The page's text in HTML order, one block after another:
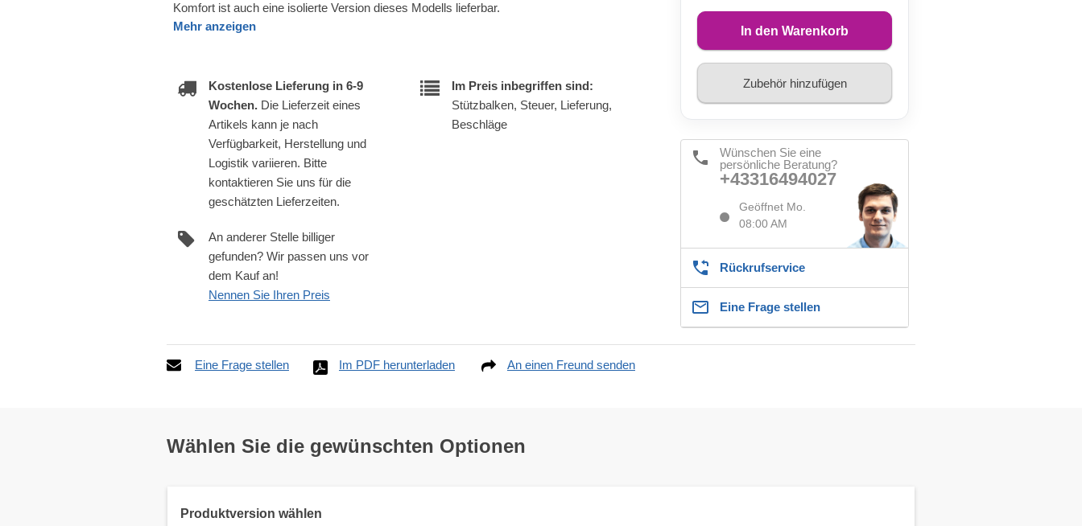
Komfort ist auch eine isolierte Version dieses Modells lieferbar.
Mehr anzeigen
Kostenlose Lieferung in 6-9
Wochen. Die Lieferzeit eines
Artikels kann je nach
Verfügbarkeit, Herstellung und
Logistik variieren. Bitte
kontaktieren Sie uns für die
geschätzten Lieferzeiten.
Im Preis inbegriffen sind:
Stützbalken, Steuer, Lieferung,
Beschläge
An anderer Stelle billiger
gefunden? Wir passen uns vor
dem Kauf an!
Nennen Sie Ihren Preis
In den Warenkorb
Zubehör hinzufügen
Wünschen Sie eine
persönliche Beratung?
+43316494027
Geöffnet Mo.
08:00 AM
Rückrufservice
Eine Frage stellen
Eine Frage stellen Im PDF herunterladen An einen Freund senden
Wählen Sie die gewünschten Optionen
Produktversion wählen